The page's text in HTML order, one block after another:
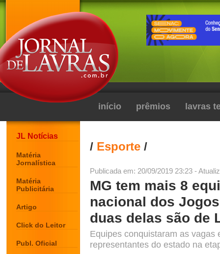
início prêmios lavras
JL Notícias
Matéria
Jornalística
Matéria
Publicitária
Artigo
Click do Leitor
Publ. Oficial
/ Esporte /
Publicada em: 20/09/2019 23:23 -
MG tem mais 8
nacional dos
duas delas são de
Equipes conquistaram as
representantes do estado na